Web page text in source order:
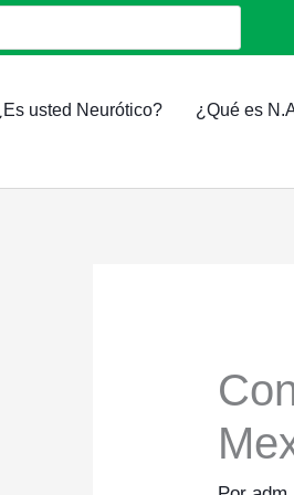
usted Neurótico? ¿Qué es